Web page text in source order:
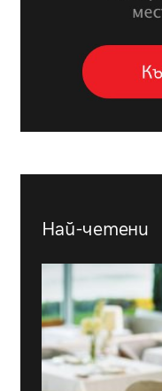
Най-четени